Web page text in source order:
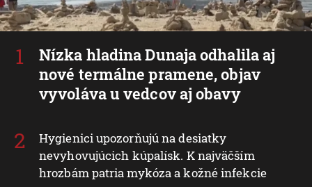
Nízka hladina Dunaja odhalila aj
nové termálne pramene, objav
vyvoláva u vedcov aj obavy
Hygienici upozorňujú na desiatky
nevyhovujúcich kúpalísk. K najväčším
hrozbám patria mykóza a kožné infekcie